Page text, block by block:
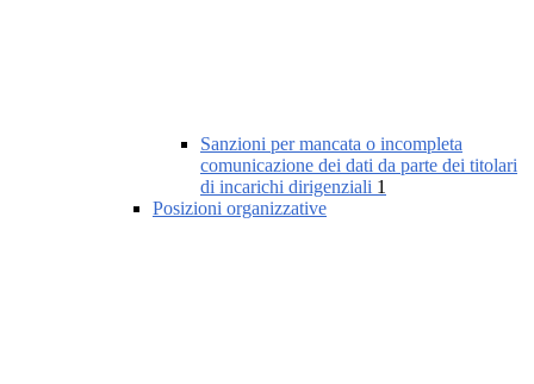
Sanzioni per mancata o incompleta
comunicazione dei dati da parte dei titolari
di incarichi dirigenziali 1
Posizioni organizzative